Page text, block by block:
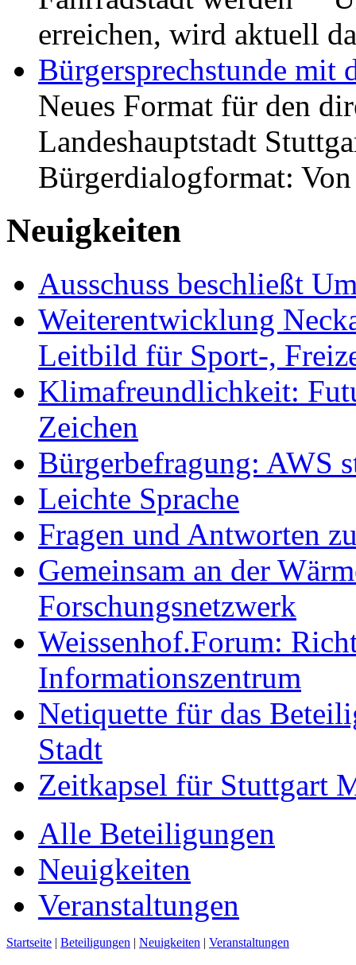
erreichen, wird aktuell
Bürgersprechstunde mit
Neues Format für den
Landeshauptstadt
Bürgerdialogformat:
Neuigkeiten
Ausschuss beschließt
Weiterentwicklung
Leitbild für Sport-,
Klimafreundlichkeit:
Zeichen
Bürgerbefragung: AWS
Leichte Sprache
Fragen und Antworten
Gemeinsam an der
Forschungsnetzwerk
Weissenhof.Forum:
Informationszentrum
Netiquette für das
Stadt
Zeitkapsel für Stuttgart
Alle Beteiligungen
Neuigkeiten
Veranstaltungen
Startseite | Beteiligungen | Neuigkeiten | Veranstaltungen